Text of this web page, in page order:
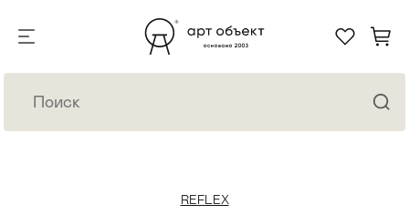
REFLEX